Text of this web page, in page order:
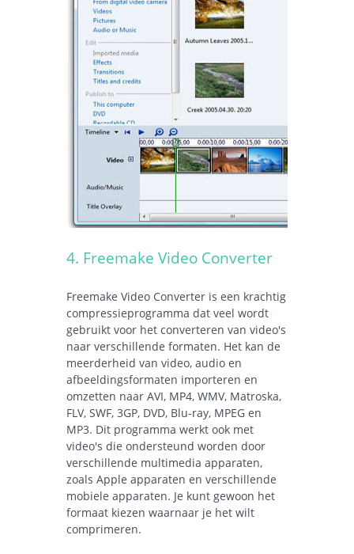
4. Freemake Video Converter
Freemake Video Converter is een krachtig
compressieprogramma dat veel wordt
gebruikt voor het converteren van video's
naar verschillende formaten. Het kan de
meerderheid van video, audio en
afbeeldingsformaten importeren en
omzetten naar AVI, MP4, WMV, Matroska,
FLV, SWF, 3GP, DVD, Blu-ray, MPEG en
MP3. Dit programma werkt ook met
video's die ondersteund worden door
verschillende multimedia apparaten,
zoals Apple apparaten en verschillende
mobiele apparaten. Je kunt gewoon het
formaat kiezen waarnaar je het wilt
comprimeren.